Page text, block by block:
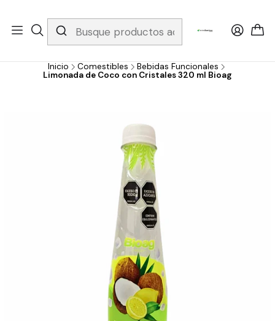
Whatsapp 3229079958/ Fijo 6019251796 / Envios a todo el país y
gratis apartir de 199.000!
Inicio Comestibles
Bebidas Funcionales
Limonada de Coco con Cristales 320 ml Bioag